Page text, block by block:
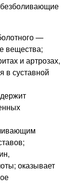
—
вещества;
и артрозах,
в суставной
оказывает